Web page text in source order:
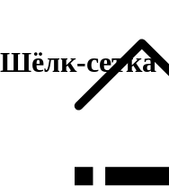
Шёлк-сетка